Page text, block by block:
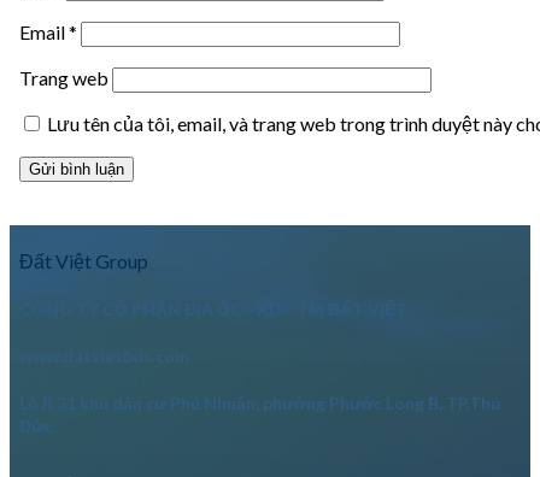
Email*
Trang web
Lưu tên của tôi, email, và trang web trong trình duyệt này
Đất Việt Group
CÔNG TY CỔ PHẦN ĐỊA ỐC - XD - TM ĐẤT VIỆT
www.datvietbds.com
Lô R.31 khu dân cư Phú Nhuận, phường Phước Long B, TP.Thủ
Đức